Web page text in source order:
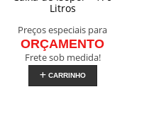
Litros
Preços especiais para
ORÇAMENTO
Frete sob medida!
CARRINHO